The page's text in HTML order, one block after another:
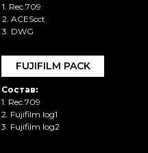
Состав:
1. Rec.709
2. Fujifilm log1
3. Fujifilm log2
FUJIFILM PACK
1. Rec.709
2. ACEScct
3. DWG